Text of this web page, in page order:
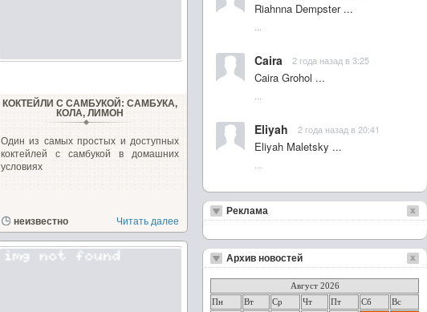
КОКТЕЙЛИ С САМБУКОЙ: САМБУКА,
КОЛА, ЛИМОН
Один из самых простых и доступных
коктейлей с самбукой в домашних
условиях
неизвестно Читать далее
Riahnna Dempster ...
Caira 2 года назад в 3:25
Caira Grohol ...
Eliyah 2 года назад в 20:41
Eliyah Maletsky ...
Реклама
Архив новостей
Август 2026
Пн
Вт Ср Чт Пт Сб
Вс